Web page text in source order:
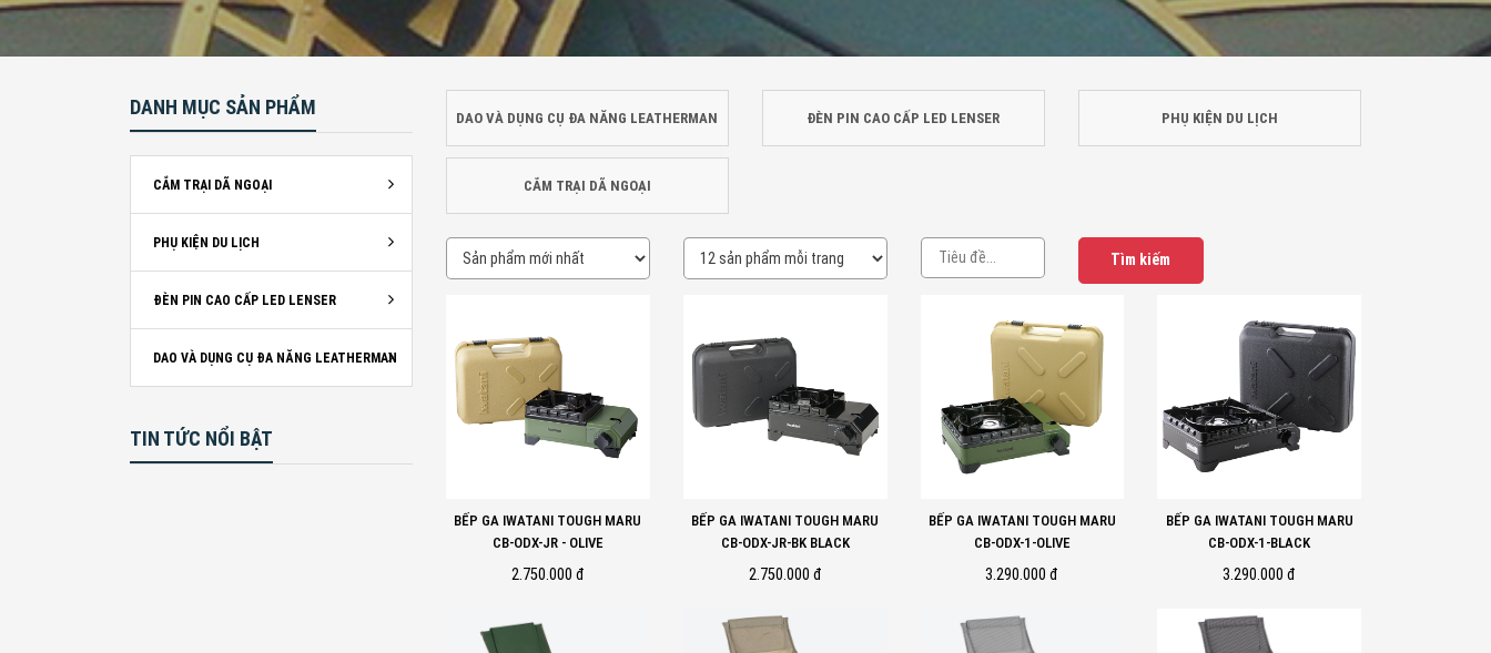
DANH MỤC SẢN PHẨM
CẮM TRẠI DÃ NGOẠI
PHỤ KIỆN DU LỊCH
ĐÈN PIN CAO CẤP LED LENSER
DAO VÀ DỤNG CỤ ĐA NĂNG LEATHERMAN
TIN TỨC NỔI BẬT
DAO VÀ DỤNG CỤ ĐA NĂNG LEATHERMAN ĐÈN PIN CAO CẤP LED LENSER PHỤ KIỆN DU LỊCH
CẮM TRẠI DÃ NGOẠI
Tìm kiếm
BẾP GA IWATANI TOUGH MARU
CB-ODX-JR - OLIVE
2.750.000 đ
BẾP GA IWATANI TOUGH MARU
CB-ODX-JR-BK BLACK
2.750.000 đ
BẾP GA IWATANI TOUGH MARU
CB-ODX-1-OLIVE
3.290.000 đ
BẾP GA IWATANI TOUGH MARU
CB-ODX-1-BLACK
3.290.000 đ